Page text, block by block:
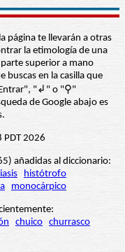
página te llevarán a otras
la etimología de una
superior a mano
buscas en la casilla que
"↲" o "⚲"
de Google abajo es
PDT 2026
añadidas al diccionario:
histótrofo
monocárpico
chuico churrasco